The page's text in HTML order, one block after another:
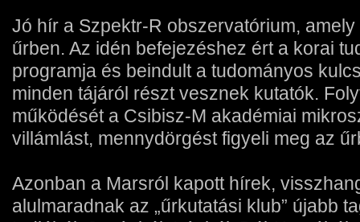
Jó hír a Szpektr-R obszervatórium,
űrben. Az idén befejezéshez ért a korai
programja és beindult a tudományos
minden tájáról részt vesznek kutatók.
működését a Csibisz-M akadémiai
villámlást, mennydörgést figyeli meg az
Azonban a Marsról kapott hírek,
alulmaradnak az „űrkutatási klub” újabb